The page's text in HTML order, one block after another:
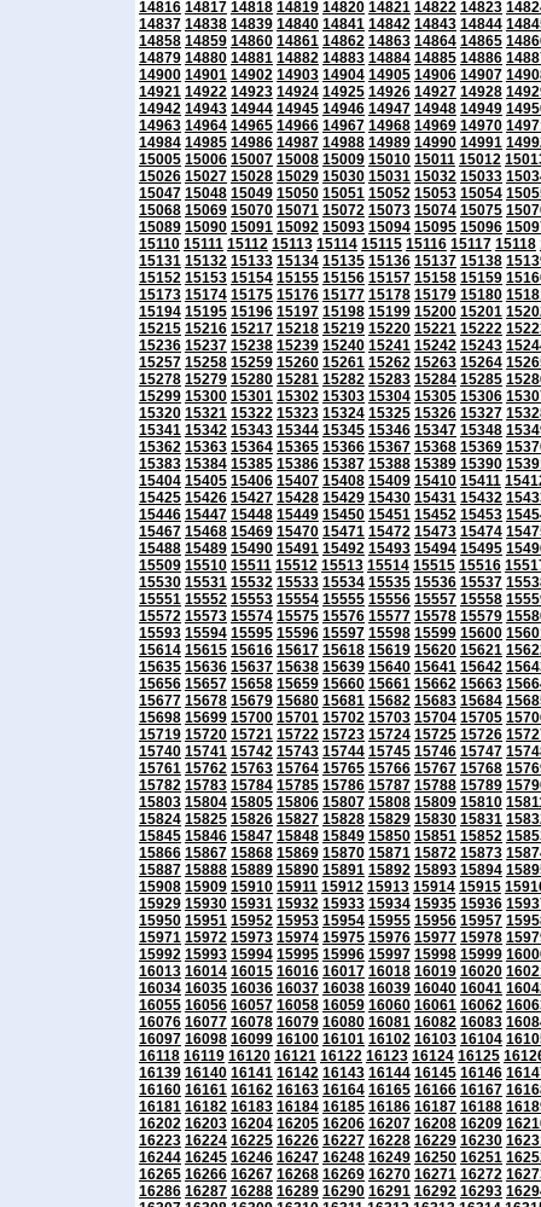
14816 14817 14818 14819 14820 14821 14822 14823
14837 14838 14839 14840 14841 14842 14843 14844
14858 14859 14860 14861 14862 14863 14864 14865
14879 14880 14881 14882 14883 14884 14885 14886
14900 14901 14902 14903 14904 14905 14906 14907
14921 14922 14923 14924 14925 14926 14927 14928
14942 14943 14944 14945 14946 14947 14948 14949
14963 14964 14965 14966 14967 14968 14969 14970
14984 14985 14986 14987 14988 14989 14990 14991
15005 15006 15007 15008 15009 15010 15011 15012
15026 15027 15028 15029 15030 15031 15032 15033
15047 15048 15049 15050 15051 15052 15053 15054
15068 15069 15070 15071 15072 15073 15074 15075
15089 15090 15091 15092 15093 15094 15095 15096
15110 15111 15112 15113 15114 15115 15116 15117 15118
15131 15132 15133 15134 15135 15136 15137 15138
15152 15153 15154 15155 15156 15157 15158 15159
15173 15174 15175 15176 15177 15178 15179 15180
15194 15195 15196 15197 15198 15199 15200 15201
15215 15216 15217 15218 15219 15220 15221 15222
15236 15237 15238 15239 15240 15241 15242 15243
15257 15258 15259 15260 15261 15262 15263 15264
15278 15279 15280 15281 15282 15283 15284 15285
15299 15300 15301 15302 15303 15304 15305 15306
15320 15321 15322 15323 15324 15325 15326 15327
15341 15342 15343 15344 15345 15346 15347 15348
15362 15363 15364 15365 15366 15367 15368 15369
15383 15384 15385 15386 15387 15388 15389 15390
15404 15405 15406 15407 15408 15409 15410 15411
15425 15426 15427 15428 15429 15430 15431 15432
15446 15447 15448 15449 15450 15451 15452 15453
15467 15468 15469 15470 15471 15472 15473 15474
15488 15489 15490 15491 15492 15493 15494 15495
15509 15510 15511 15512 15513 15514 15515 15516
15530 15531 15532 15533 15534 15535 15536 15537
15551 15552 15553 15554 15555 15556 15557 15558
15572 15573 15574 15575 15576 15577 15578 15579
15593 15594 15595 15596 15597 15598 15599 15600
15614 15615 15616 15617 15618 15619 15620 15621
15635 15636 15637 15638 15639 15640 15641 15642
15656 15657 15658 15659 15660 15661 15662 15663
15677 15678 15679 15680 15681 15682 15683 15684
15698 15699 15700 15701 15702 15703 15704 15705
15719 15720 15721 15722 15723 15724 15725 15726
15740 15741 15742 15743 15744 15745 15746 15747
15761 15762 15763 15764 15765 15766 15767 15768
15782 15783 15784 15785 15786 15787 15788 15789
15803 15804 15805 15806 15807 15808 15809 15810
15824 15825 15826 15827 15828 15829 15830 15831
15845 15846 15847 15848 15849 15850 15851 15852
15866 15867 15868 15869 15870 15871 15872 15873
15887 15888 15889 15890 15891 15892 15893 15894
15908 15909 15910 15911 15912 15913 15914 15915
15929 15930 15931 15932 15933 15934 15935 15936
15950 15951 15952 15953 15954 15955 15956 15957
15971 15972 15973 15974 15975 15976 15977 15978
15992 15993 15994 15995 15996 15997 15998 15999
16013 16014 16015 16016 16017 16018 16019 16020
16034 16035 16036 16037 16038 16039 16040 16041
16055 16056 16057 16058 16059 16060 16061 16062
16076 16077 16078 16079 16080 16081 16082 16083
16097 16098 16099 16100 16101 16102 16103 16104
16118 16119 16120 16121 16122 16123 16124 16125
16139 16140 16141 16142 16143 16144 16145 16146
16160 16161 16162 16163 16164 16165 16166 16167
16181 16182 16183 16184 16185 16186 16187 16188
16202 16203 16204 16205 16206 16207 16208 16209
16223 16224 16225 16226 16227 16228 16229 16230
16244 16245 16246 16247 16248 16249 16250 16251
16265 16266 16267 16268 16269 16270 16271 16272
16286 16287 16288 16289 16290 16291 16292 16293